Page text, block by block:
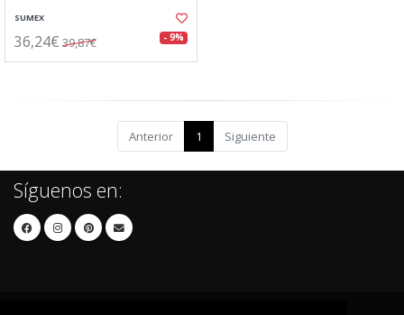
SUMEX
36,24€ 39,87€ - 9%
Anterior 1 Siguiente
Síguenos en: